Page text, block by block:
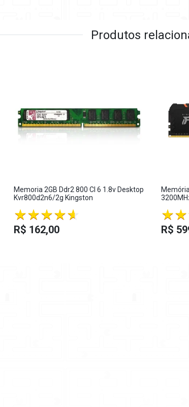
Produtos
Memoria 2GB Ddr2 800 Cl 6 1.8v Desktop
Kvr800d2n6/2g Kingston
R$ 162,00 R$